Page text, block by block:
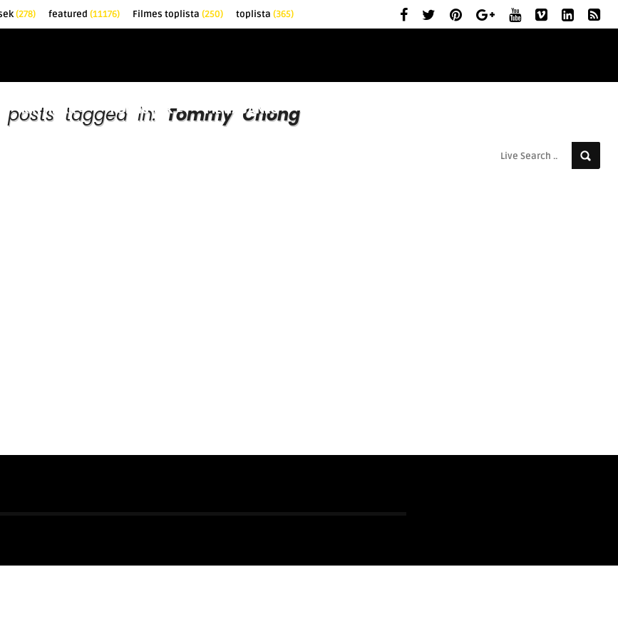
(278) featured (11176) Filmes toplista (250) toplista (365)
KRITIKÁK TOPLISTÁK FILMAJÁNLÓ
posts tagged in: Tommy Chong